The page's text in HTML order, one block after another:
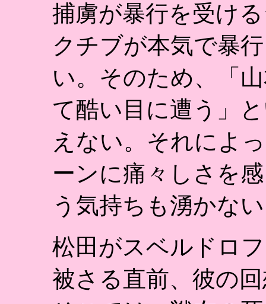
捕虜が暴行を受け
クチブが本気で暴
い。そのため、「
て酷い目に遭う」
えない。それによ
ーンに痛々しさを
う気持ちも湧かな
松田がスベルドロ
被さる直前、彼の